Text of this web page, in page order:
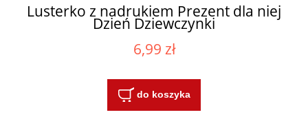
Lusterko z nadrukiem Prezent dla niej
Dzień Dziewczynki
6,99 zł
do koszyka